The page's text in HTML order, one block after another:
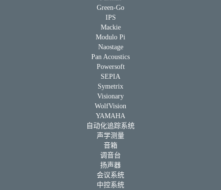
Green-Go
IPS
Mackie
Modulo Pi
Naostage
Pan Acoustics
Powersoft
SEPIA
Symetrix
Visionary
WolfVision
YAMAHA
自动化追踪系统
声学测量
音箱
调音台
扬声器
会议系统
中控系统